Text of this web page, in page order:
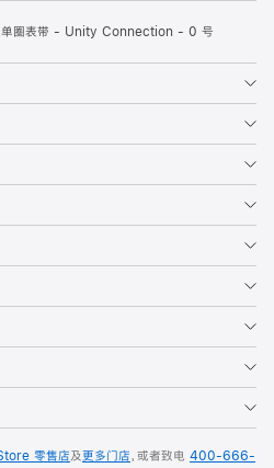
圈表带 - Unity Connection - 0 号
零售店及更多门店，或者致电 400-666-